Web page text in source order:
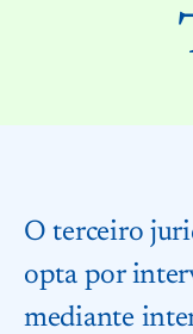
O terceiro
opta por
mediante